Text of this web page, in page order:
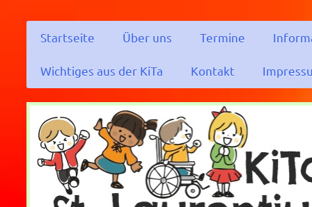
Startseite Über uns Termine
Wichtiges aus der KiTa Kontakt